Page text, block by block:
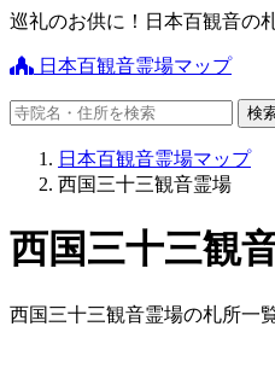
巡礼のお供に！日本百観音の
日本百観音霊場マップ
日本百観音霊場マップ
西国三十三観音霊場
西国三十三観
西国三十三観音霊場の札所一